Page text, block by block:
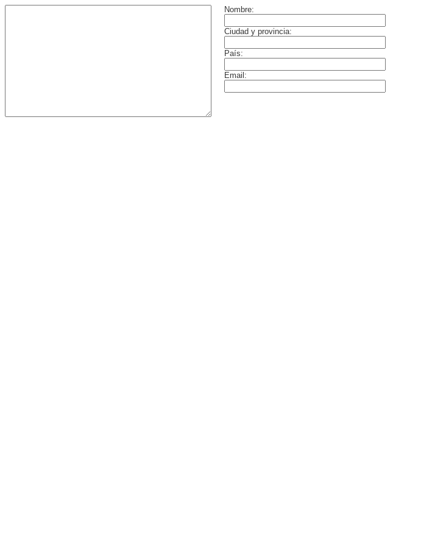
Nombre:
Ciudad y provincia:
País:
Email: